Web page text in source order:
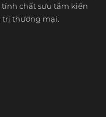
chất sưu tầm kiến
trị thương mại.